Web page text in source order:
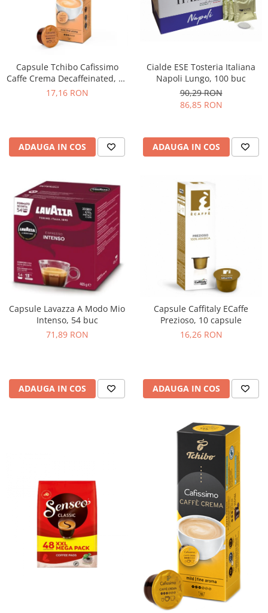
Capsule Tchibo Cafissimo
Caffe Crema Decaffeinated, 10
buc
17,16 RON
ADAUGA IN COS
Cialde ESE Tosteria Italiana
Napoli Lungo, 100 buc
90,29 RON
86,85 RON
ADAUGA IN COS
Capsule Lavazza A Modo Mio
Intenso, 54 buc
71,89 RON
ADAUGA IN COS
Capsule Caffitaly ECaffe
Prezioso, 10 capsule
16,26 RON
ADAUGA IN COS